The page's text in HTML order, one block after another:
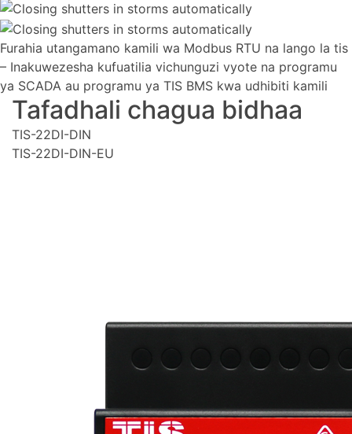
Furahia utangamano kamili wa Modbus RTU na lango la tis
– Inakuwezesha kufuatilia vichunguzi vyote na programu
ya SCADA au programu ya TIS BMS kwa udhibiti kamili
Tafadhali chagua bidhaa
TIS-22DI-DIN
TIS-22DI-DIN-EU